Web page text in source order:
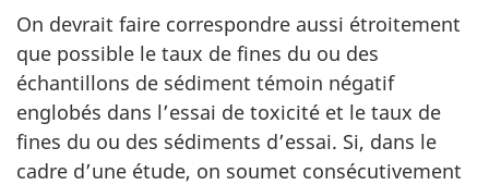
On devrait faire correspondre aussi étroitement
que possible le taux de fines du ou des
échantillons de sédiment témoin négatif
englobés dans l’essai de toxicité et le taux de
fines du ou des sédiments d’essai. Si, dans le
cadre d’une étude, on soumet consécutivement